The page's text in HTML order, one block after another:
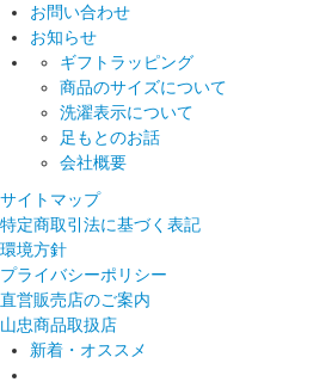
お問い合わせ
お知らせ
ギフトラッピング
商品のサイズについて
洗濯表示について
足もとのお話
会社概要
サイトマップ
特定商取引法に基づく表記
環境方針
プライバシーポリシー
直営販売店のご案内
山忠商品取扱店
新着・オススメ